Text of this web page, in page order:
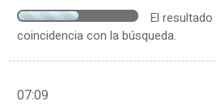
El resultado
coincidencia con la búsqueda.
07:09